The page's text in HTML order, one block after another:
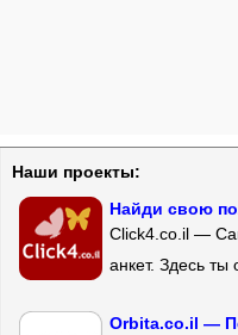
Наши проекты:
Найди свою
Click4.co.il —
анкет. Здесь
Orbita.co.il —